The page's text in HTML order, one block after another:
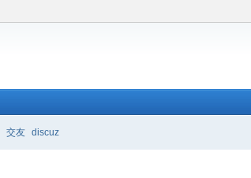
交友 discuz